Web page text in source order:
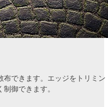
布できます。エッジをトリミン
御できます。